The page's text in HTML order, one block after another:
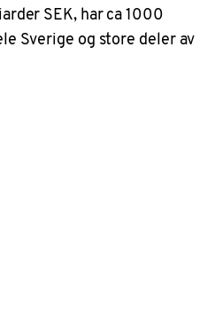
SEK, har ca 1000
Sverige og store deler av